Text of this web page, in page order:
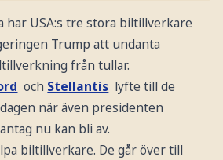
har USA:s tre stora biltillverkare
Trump att undanta
från tullar.
och Stellantis lyfte till de
när även presidenten
nu kan bli av.
biltillverkare. De går över till